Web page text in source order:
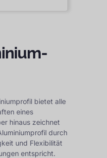
bietet alle
eines
hinaus zeichnet
durch
und Flexibilität
entspricht.